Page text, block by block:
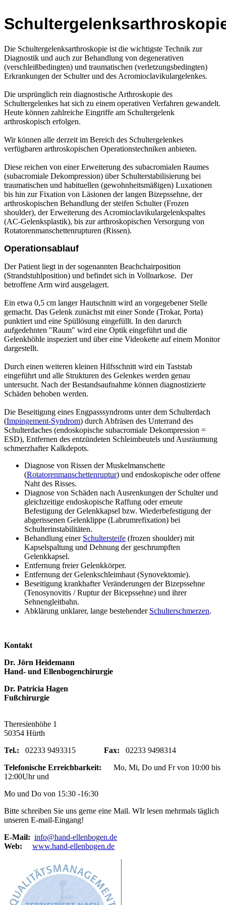
Die Schultergelenksarthroskopie ist die wichtigste Technik zur
Diagnostik und auch zur Behandlung von degenerativen
(verschleißbedingten) und traumatischen (verletzungsbedingten)
Erkrankungen der Schulter und des Acromioclavikulargelenkes.
Die ursprünglich rein diagnostische Arthroskopie des
Schultergelenkes hat sich zu einem operativen Verfahren gewandelt.
Heute können zahlreiche Eingriffe am Schultergelenk
arthroskopisch erfolgen.
Wir können alle derzeit im Bereich des Schultergelenkes
verfügbaren arthroskopischen Operationstechniken anbieten.
Diese reichen von einer Erweiterung des subacromialen Raumes
(subacromiale Dekompression) über Schulterstabilisierung bei
traumatischen und habituellen (gewohnheitsmäßigen) Luxationen
bis hin zur Fixation von Läsionen der langen Bizepssehne, der
arthroskopischen Behandlung der steifen Schulter (Frozen
shoulder), der Erweiterung des Acromioclavikulargelenkspaltes
(AC-Gelenksplastik), bis zur arthroskopischen Versorgung von
Rotatorenmanschettenrupturen (Rissen).
Operationsablauf
Der Patient liegt in der sogenannten Beachchairposition
(Strandstuhlposition) und befindet sich in Vollnarkose. Der
betroffene Arm wird ausgelagert.
Ein etwa 0,5 cm langer Hautschnitt wird an vorgegebener Stelle
gemacht. Das Gelenk zunächst mit einer Sonde (Trokar, Porta)
punktiert und eine Spüllösung eingefüllt. In den darurch
aufgedehnten "Raum" wird eine Optik eingeführt und die
Gelenkhöhle inspeziert und über eine Videokette auf einem Monitor
dargestellt.
Durch einen weiteren kleinen Hilfsschnitt wird ein Taststab
eingeführt und alle Strukturen des Gelenkes werden genau
untersucht. Nach der Bestandsaufnahme können diagnostizierte
Schäden behoben werden.
Die Beseitigung eines Engpasssyndroms unter dem Schulterdach
(Impingement-Syndrom) durch Abfräsen des Unterrand des
Schulterdaches (endoskopische subacromiale Dekompression =
ESD), Entfernen des entzündeten Schleimbeutels und Ausräumung
schmerzhafter Kalkdepots.
Diagnose von Rissen der Muskelmanschette
(Rotatorenmanschettenruptur) und endoskopische oder offene
Naht des Risses.
Diagnose von Schäden nach Ausrenkungen der Schulter und
gleichzeitige endoskopische Raffung oder erneute
Befestigung der Gelenkkapsel bzw. Wiederbefestigung der
abgerissenen Gelenklippe (Labrumrefixation) bei
Schulterinstabilitäten.
Behandlung einer Schultersteife (frozen shoulder) mit
Kapselspaltung und Dehnung der geschrumpften
Gelenkkapsel.
Entfernung freier Gelenkkörper.
Entfernung der Gelenkschleimhaut (Synovektomie).
Beseitigung krankhafter Veränderungen der Bizepssehne
(Tenosynovitis / Ruptur der Bicepssehne) und ihrer
Sehnengleitbahn.
Abklärung unklarer, lange bestehender Schulterschmerzen.
Kontakt
Dr. Jörn Heidemann
Hand- und Ellenbogenchirurgie
Dr. Patricia Hagen
Fußchirurgie
Theresienhöhe 1
50354 Hürth
Tel.: 02233 9493315 Fax: 02233 9498314
Telefonische Erreichbarkeit: Mo, Mi, Do und Fr von 10:00 bis
12:00Uhr und
Mo und Do von 15:30 -16:30
Bitte schreiben Sie uns gerne eine Mail. WIr lesen mehrmals täglich
unseren E-mail-Eingang!
E-Mail: info@hand-ellenbogen.de
Web:
www.hand-ellenbogen.de